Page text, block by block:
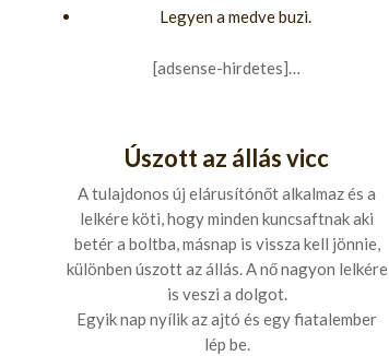
Legyen a medve buzi.
[adsense-hirdetes]…
Úszott az állás vicc
A tulajdonos új elárusítónőt alkalmaz és a
lelkére köti, hogy minden kuncsaftnak aki
betér a boltba, másnap is vissza kell jönnie,
különben úszott az állás. A nő nagyon lelkére
is veszi a dolgot.
Egyik nap nyílik az ajtó és egy fiatalember
lép be.